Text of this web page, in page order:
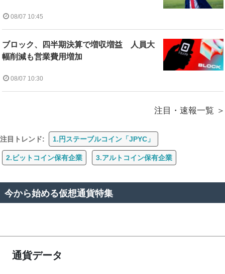
08/07 10:45
ブロック、四半期決算で増収増益 人員大
幅削減も営業費用増加
08/07 10:30
注目・速報一覧
注目トレンド: 1.円ステーブルコイン「JPYC」
2.ビットコイン保有企業 3.アルトコイン保有企業
今から始める仮想通貨特集
通貨データ